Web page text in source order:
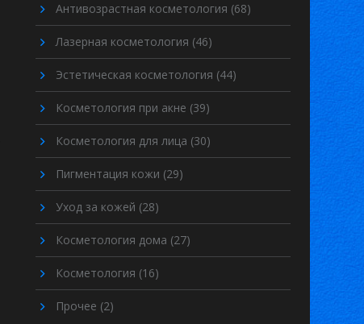
Антивозрастная косметология (68)
Лазерная косметология (46)
Эстетическая косметология (44)
Косметология при акне (39)
Косметология для лица (30)
Пигментация кожи (29)
Уход за кожей (28)
Косметология дома (27)
Косметология (16)
Прочее (2)